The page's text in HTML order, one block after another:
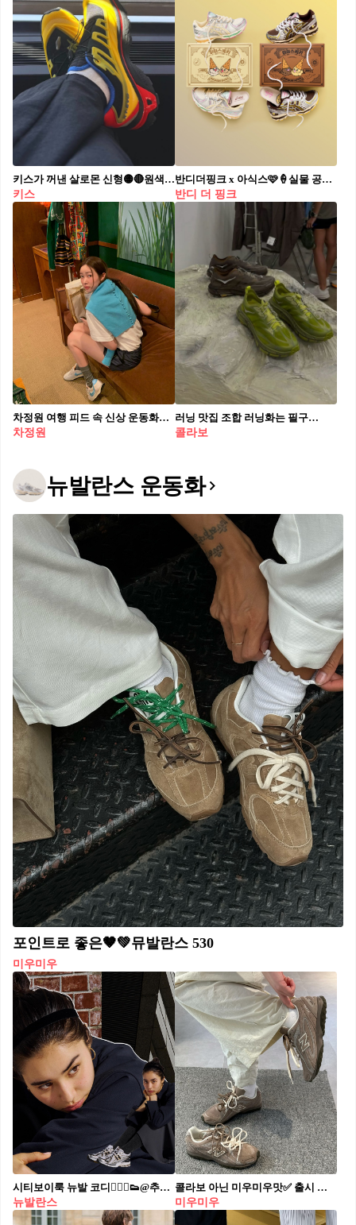
키스가 꺼낸 살로몬 신형🟡🔴원색맛 옐로·레드·블루를 한 번에 태운 인핸드 컷이 먼저 돌았습니다. 레몬 옐로 갑피에 볼트 그린 케이지, 그 아래를 붉은 미드솔이 받칩니다. 키스(Kith)와 살로몬(Salomon)이 새로 꺼낸 ‘XT-EVO’로, 기존 XT-4K·XT-보이저의 컬러웨이 변주가 아니라 완전 신규 모델이에요. 퀵레이스 클로저와 케이지형 오버레이, 깊게 파인 러그 아웃솔로 살로몬 트레일 러너의 골격은 그대로 두고, 모노크롬 위주였던 그간의 키스 살로몬 라인과는 결이 확실히 다른 원색으로 밀어붙였습니다. 발매 정보는 아직 공개되지 않았습니다. • 키스 × 살로몬 XT-EVO (Kith × Salomon XT-EVO) — 신규 실루엣
키스
반디더핑크 x 아식스🩷🍦실물 공개 반디더핑크가 아식스 젤 카야노 12.1에 아이스케키를 얹었어요, 8월 발매입니다 신발 상자에 한글로 ‘아이스케키’가 박혔습니다. 반디더핑크(VANDYTHEPINK)가 아식스(ASICS)와 두 번째로 붙은 젤 카야노 12.1이죠. 바닐라는 와플 콘을 닮은 격자 메시에 핑크·옐로우·그린을 스프링클처럼 흩뿌렸어요. 초콜릿은 브라운 어퍼에 옐로우 스트라이프를 얹고 인솔에 콘 그림을 넣었습니다. 은색 오버레이는 아이스크림 스쿱을 본뜬 거고, 텅에도 한글이 들어가요. 바닐라는 8월 14일 전 세계 발매, 초콜릿은 반디더핑크 자사 채널에서만 풀립니다. • 아식스 x 반디더핑크 젤 카야노 12.1 ‘바닐라’, $195 • 아식스 x 반디더핑크 젤 카야노 12.1 ‘초콜릿’, $195
반디 더 핑크
차정원 여행 피드 속 신상 운동화🩵 나이키 X 스투시 콜라보 LD-1000 SP👟 발매가 12만 9천 원.
차정원
러닝 맛집 조합 러닝화는 필구🏃🏻‍♂️👟
콜라보
뉴발란스 운동화
포인트로 좋은🤎💚뮤발란스 530
미우미우
시티보이룩 뉴발 코디🤵🏻‍♀️👟@추가 뉴발란스 x 아키오 하세가와 1906R🖤💛8/12(금) 출시 #광고
뉴발란스
콜라보 아닌 미우미우맛✅ 출시 전부터 패션 커뮤니티 술렁이는 뉴발란스 신제품 미우미우 감성 닮은 뉴발란스 204L, 가을 출시 예정입니다. 뉴발란스의 신제품 사진이 공개되면서 화제를 모으고 있습니다. 과거 미우미우 x 뉴발란스 574 협업 모델(사진.10)을 연상시키는 실루엣과 소재 덕분에, 발매 전임에도 불구하고 ‘미우미우 일반판’이라는 별명이 붙으며 관심을 끌고 있습니다. 204L은 얇은 밑창과 모카무스컬러의 스웨이드, N 로고로 실내 축구화의 레트로 감성을 재현했습니다. 특히 측면 소재의 디테일과 절제된 색감의 조합은 요즘 트렌드인 Y2K 빈티지 무드를 정확히 겨냥한 요소입니다. 발매일은 아직 미정이지만, 2025년 가을 출시 가능성이 높다는 소식이 전해지면서, 리셀 없이 손에 넣는 ‘미우미우 느낌’이라는 반응까지 나오고 있는 만큼 정식 출시 시 큰 인기를 끌 것으로 보입니다.
미우미우